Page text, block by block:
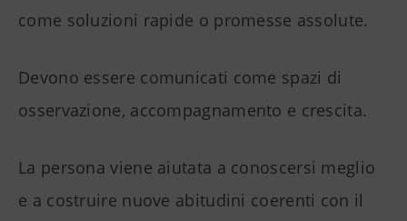
come soluzioni rapide o promesse assolute.
Devono essere comunicati come spazi di
osservazione, accompagnamento e crescita.
La persona viene aiutata a conoscersi meglio
e a costruire nuove abitudini coerenti con il